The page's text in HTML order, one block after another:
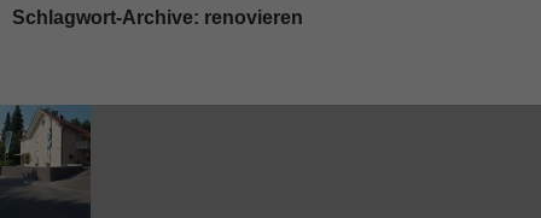
Schlagwort-Archive: renovieren